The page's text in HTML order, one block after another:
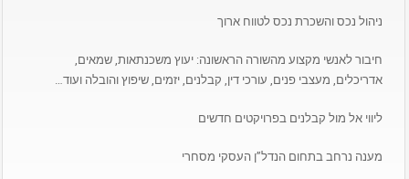
ניהול נכס והשכרת נכס לטווח ארוך
חיבור לאנשי מקצוע מהשורה הראשונה: יעוץ משכנתאות, שמאים,
אדריכלים, מעצבי פנים, עורכי דין, קבלנים, יזמים, שיפוץ והובלה ועוד…
ליווי אל מול קבלנים בפרויקטים חדשים
מענה נרחב בתחום הנדל”ן העסקי מסחרי